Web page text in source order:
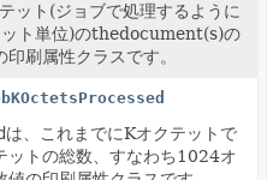
ット(ジョブで処理するように
ト単位)のthedocument(s)の
刷属性クラスです。
は、これまでにKオクテットで
ットの総数、すなわち1024オ